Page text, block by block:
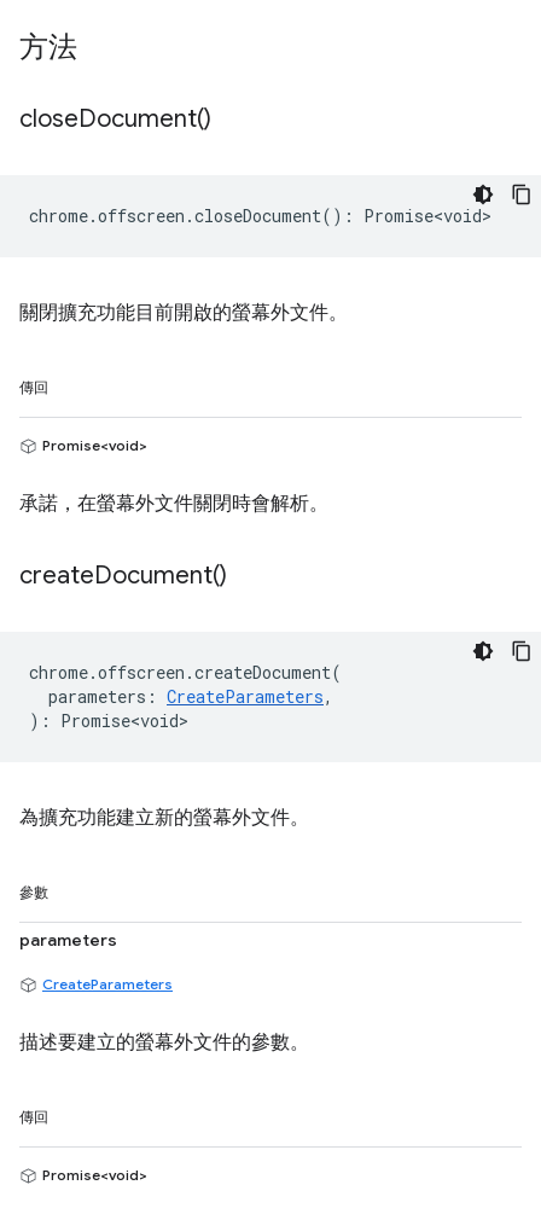
方法
closeDocument()
chrome.offscreen .closeDocument() : Promise<void>
關閉擴充功能目前開啟的螢幕外文件。
傳回
Promise<void>
承諾，在螢幕外文件關閉時會解析。
createDocument()
chrome.offscreen .createDocument(
parameters : CreateParameters,
) : Promise<void>
為擴充功能建立新的螢幕外文件。
參數
parameters
CreateParameters
描述要建立的螢幕外文件的參數。
傳回
Promise<void>